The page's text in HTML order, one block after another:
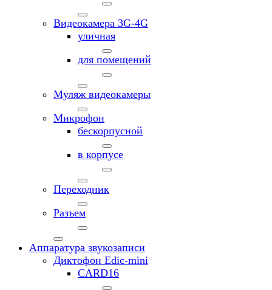
Видеокамера 3G-4G
уличная
для помещений
Муляж видеокамеры
Микрофон
бескорпусной
в корпусе
Переходник
Разъем
Аппаратура звукозаписи
Диктофон Edic-mini
CARD16